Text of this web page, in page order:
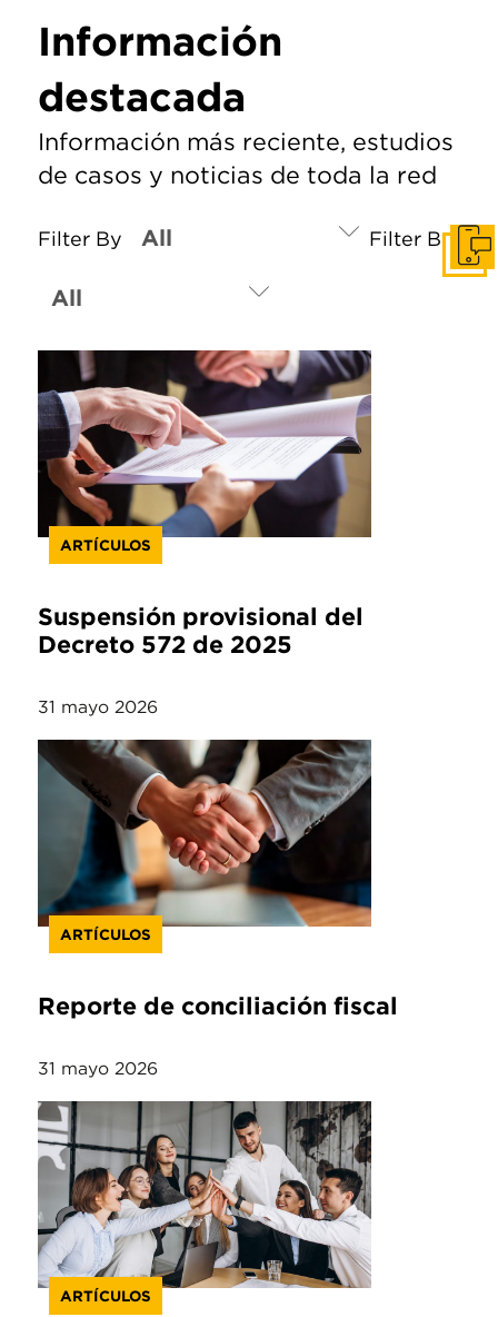
Información
destacada
Información más reciente, estudios
de casos y noticias de toda la red
Filter By Filter By
ARTÍCULOS
Suspensión provisional del
Decreto 572 de 2025
31 mayo 2026
ARTÍCULOS
Reporte de conciliación fiscal
31 mayo 2026
ARTÍCULOS